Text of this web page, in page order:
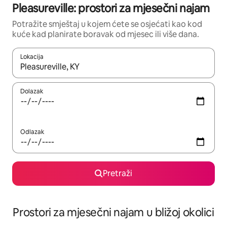
Pleasureville: prostori za mjesečni najam
Potražite smještaj u kojem ćete se osjećati kao kod
kuće kad planirate boravak od mjesec ili više dana.
Lokacija
Kada budu dostupni rezultati, moći ćete ih pregledati
Dolazak
Odlazak
Pretraži
Prostori za mjesečni najam u bližoj okolici